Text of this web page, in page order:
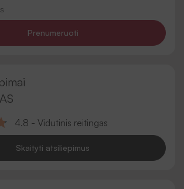
Prenumeruoti
4.8 - Vidutinis reitingas
Skaityti atsiliepimus